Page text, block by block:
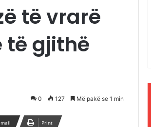
të vrarë
të gjithë
0 127 Më pakë se 1 min
Print